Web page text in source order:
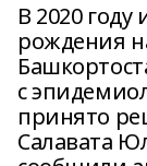
В 2020 году
рождения
с
принято
Салавата